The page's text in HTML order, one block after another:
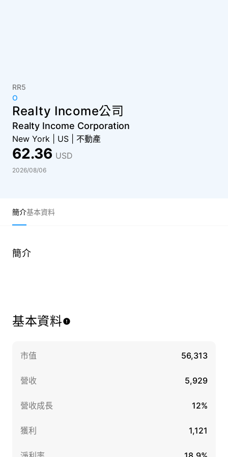
RR5
O
Realty Income公司
Realty Income Corporation
New York US 不動產
62.36 USD
2026/08/06
簡介基本資料
簡介
基本資料
市值 56,313
營收 5,929
營收成長 12%
獲利 1,121